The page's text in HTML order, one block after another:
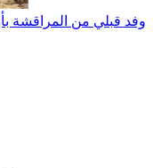
وفد قبلي من المراقشة